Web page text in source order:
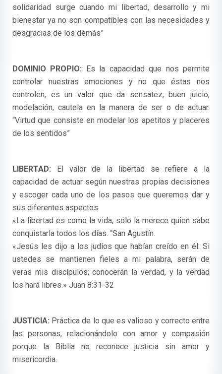
solidaridad surge cuando mi libertad, desarrollo y mi
bienestar ya no son compatibles con las necesidades y
desgracias de los demás”
DOMINIO PROPIO: Es la capacidad que nos permite
controlar nuestras emociones y no que éstas nos
controlen, es un valor que da sensatez, buen juicio,
modelación, cautela en la manera de ser o de actuar.
“Virtud que consiste en modelar los apetitos y placeres
de los sentidos”
LIBERTAD: El valor de la libertad se refiere a la
capacidad de actuar según nuestras propias decisiones
y escoger cada uno de los pasos que queremos dar y
sus diferentes aspectos.
«La libertad es como la vida, sólo la merece quien sabe
conquistarla todos los días. “San Agustín.
«Jesús les dijo a los judíos que habían creído en él: Si
ustedes se mantienen fieles a mi palabra, serán de
veras mis discípulos; conocerán la verdad, y la verdad
los hará libres.» Juan 8:31-32
JUSTICIA: Práctica de lo que es valioso y correcto entre
las personas, relacionándolo con amor y compasión
porque la Biblia no reconoce justicia sin amor y
misericordia.